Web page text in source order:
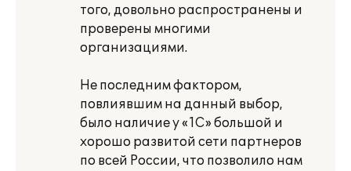
того, довольно распространены и
проверены многими
организациями.
Не последним фактором,
повлиявшим на данный выбор,
было наличие у «1С» большой и
хорошо развитой сети партнеров
по всей России, что позволило нам